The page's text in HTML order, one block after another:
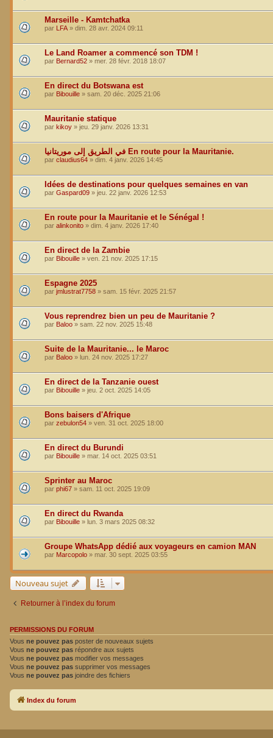
Marseille - Kamtchatka
par LFA » dim. 28 avr. 2024 09:11
Le Land Roamer a commencé son TDM !
par Bernard52 » mer. 28 févr. 2018 18:07
En direct du Botswana est
par Bibouille » sam. 20 déc. 2025 21:06
Mauritanie statique
par kikoy » jeu. 29 janv. 2026 13:31
في الطريق إلى موريتانيا En route pour la Mauritanie.
par claudius64 » dim. 4 janv. 2026 14:45
Idées de destinations pour quelques semaines en van
par Gaspard09 » jeu. 22 janv. 2026 12:53
En route pour la Mauritanie et le Sénégal !
par alinkonito » dim. 4 janv. 2026 17:40
En direct de la Zambie
par Bibouille » ven. 21 nov. 2025 17:15
Espagne 2025
par jmlustrat7758 » sam. 15 févr. 2025 21:57
Vous reprendrez bien un peu de Mauritanie ?
par Baloo » sam. 22 nov. 2025 15:48
Suite de la Mauritanie... le Maroc
par Baloo » lun. 24 nov. 2025 17:27
En direct de la Tanzanie ouest
par Bibouille » jeu. 2 oct. 2025 14:05
Bons baisers d'Afrique
par zebulon54 » ven. 31 oct. 2025 18:00
En direct du Burundi
par Bibouille » mar. 14 oct. 2025 03:51
Sprinter au Maroc
par phi67 » sam. 11 oct. 2025 19:09
En direct du Rwanda
par Bibouille » lun. 3 mars 2025 08:32
Groupe WhatsApp dédié aux voyageurs en camion MAN
par Marcopolo » mar. 30 sept. 2025 03:55
Nouveau sujet
Retourner à l’index du forum
PERMISSIONS DU FORUM
Vous ne pouvez pas poster de nouveaux sujets
Vous ne pouvez pas répondre aux sujets
Vous ne pouvez pas modifier vos messages
Vous ne pouvez pas supprimer vos messages
Vous ne pouvez pas joindre des fichiers
Index du forum